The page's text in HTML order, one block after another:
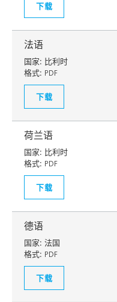
下载
法语
国家: 比利时
格式: PDF
下载
荷兰语
国家: 比利时
格式: PDF
下载
德语
国家: 法国
格式: PDF
下载